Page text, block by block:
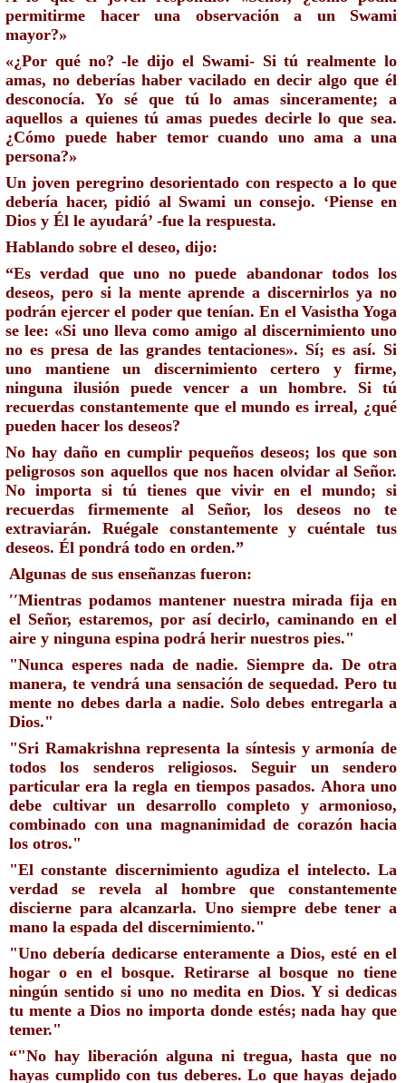
permitirme hacer una observación a un Swami
mayor?»
«¿Por qué no? -le dijo el Swami- Si tú realmente lo
amas, no deberías haber vacilado en decir algo que él
desconocía. Yo sé que tú lo amas sinceramente; a
aquellos a quienes tú amas puedes decirle lo que sea.
¿Cómo puede haber temor cuando uno ama a una
persona?»
Un joven peregrino desorientado con respecto a lo que
debería hacer, pidió al Swami un consejo. ‘Piense en
Dios y Él le ayudará’ -fue la respuesta.
Hablando sobre el deseo, dijo:
“Es verdad que uno no puede abandonar todos los
deseos, pero si la mente aprende a discernirlos ya no
podrán ejercer el poder que tenían. En el Vasistha Yoga
se lee: «Si uno lleva como amigo al discernimiento uno
no es presa de las grandes tentaciones». Sí; es así. Si
uno mantiene un discernimiento certero y firme,
ninguna ilusión puede vencer a un hombre. Si tú
recuerdas constantemente que el mundo es irreal, ¿qué
pueden hacer los deseos?
No hay daño en cumplir pequeños deseos; los que son
peligrosos son aquellos que nos hacen olvidar al Señor.
No importa si tú tienes que vivir en el mundo; si
recuerdas firmemente al Señor, los deseos no te
extraviarán. Ruégale constantemente y cuéntale tus
deseos. Él pondrá todo en orden.”
Algunas de sus enseñanzas fueron:
′′Mientras podamos mantener nuestra mirada fija en
el Señor, estaremos, por así decirlo, caminando en el
aire y ninguna espina podrá herir nuestros pies."
"Nunca esperes nada de nadie. Siempre da. De otra
manera, te vendrá una sensación de sequedad. Pero tu
mente no debes darla a nadie. Solo debes entregarla a
Dios."
"Sri Ramakrishna representa la síntesis y armonía de
todos los senderos religiosos. Seguir un sendero
particular era la regla en tiempos pasados. Ahora uno
debe cultivar un desarrollo completo y armonioso,
combinado con una magnanimidad de corazón hacia
los otros."
"El constante discernimiento agudiza el intelecto. La
verdad se revela al hombre que constantemente
discierne para alcanzarla. Uno siempre debe tener a
mano la espada del discernimiento."
"Uno debería dedicarse enteramente a Dios, esté en el
hogar o en el bosque. Retirarse al bosque no tiene
ningún sentido si uno no medita en Dios. Y si dedicas
tu mente a Dios no importa donde estés; nada hay que
temer."
“"No hay liberación alguna ni tregua, hasta que no
hayas cumplido con tus deberes. Lo que hayas dejado